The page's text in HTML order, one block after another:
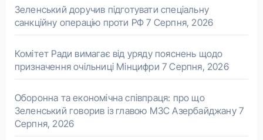
Зеленський доручив підготувати спеціальну
санкційну операцію проти РФ 7 Серпня, 2026
Комітет Ради вимагає від уряду пояснень щодо
призначення очільниці Мінцифри 7 Серпня, 2026
Оборонна та економічна співпраця: про що
Зеленський говорив із главою МЗС Азербайджану 7
Серпня, 2026